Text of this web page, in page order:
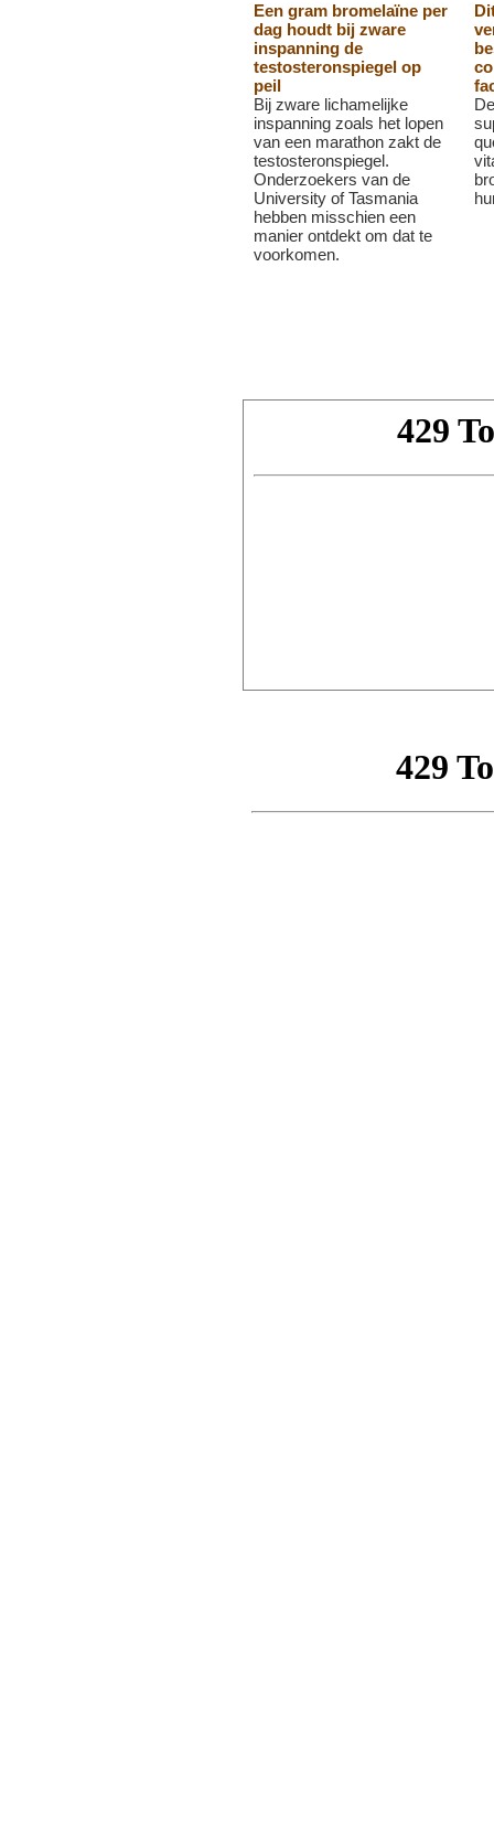
Een gram bromelaïne per
dag houdt bij zware
inspanning de
testosteronspiegel op
peil
Bij zware lichamelijke
inspanning zoals het lopen
van een marathon zakt de
testosteronspiegel.
Onderzoekers van de
University of Tasmania
hebben misschien een
manier ontdekt om dat te
voorkomen.